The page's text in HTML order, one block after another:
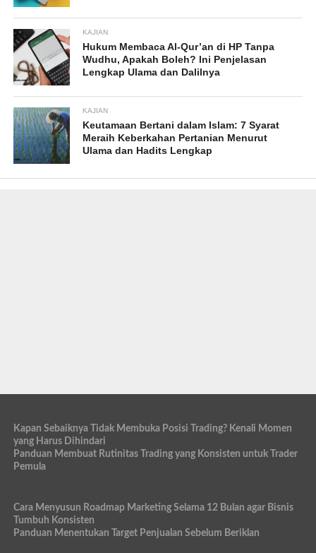
KAJIAN
Hukum Membaca Al-Qur’an di HP Tanpa
Wudhu, Apakah Boleh? Ini Penjelasan
Lengkap Ulama dan Dalilnya
KAJIAN
Keutamaan Bertani dalam Islam: 7 Syarat
Meraih Keberkahan Pertanian Menurut
Ulama dan Hadits Lengkap
Kapan Sebaiknya Tidak Membuka Posisi Trading? Kenali Momen
yang Harus Dihindari
Panduan Membuat Rutinitas Trading yang Konsisten untuk Trader
Pemula
Cara Menyusun Roadmap Marketing Selama 12 Bulan agar Bisnis
Tumbuh Konsisten
Panduan Menentukan Target Penjualan Sebelum Beriklan